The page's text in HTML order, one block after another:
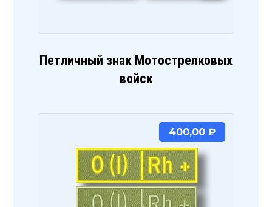
Петличный знак Мотострелковых
войск
400,00 ₽